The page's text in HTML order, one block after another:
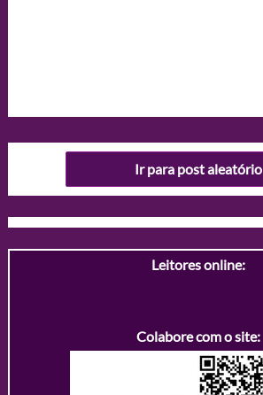
Ir para post aleatório
Leitores online:
Colabore com o site: